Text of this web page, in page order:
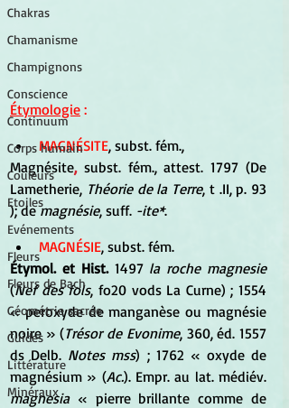
Chakras
Chamanisme
Champignons
Conscience
Continuum
Corps humain
Couleurs
Etoiles
Evénements
Fleurs
Fleurs de Bach
Géométrie sacrée
Guides
Littérature
Minéraux
Étymologie :
MAGNÉSITE, subst. fém.,
Magnésite, subst. fém., attest. 1797 (De
Lametherie, Théorie de la Terre, t .II, p. 93
); de magnésie, suff. -ite*.
MAGNÉSIE, subst. fém.
Étymol. et Hist. 1497 la roche magnesie
(Nef des fols, fo20 vods La Curne) ; 1554
« peroxyde de manganèse ou magnésie
noire » (Trésor de Evonime, 360, éd. 1557
ds Delb. Notes mss) ; 1762 « oxyde de
magnésium » (Ac.). Empr. au lat. médiév.
magnesia « pierre brillante comme de